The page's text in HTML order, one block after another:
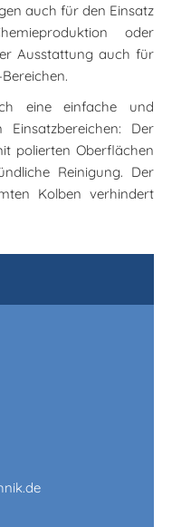
auch für den Einsatz
oder
Ausstattung auch für
eine einfache und
Einsatzbereichen: Der
polierten Oberflächen
Reinigung. Der
Kolben verhindert